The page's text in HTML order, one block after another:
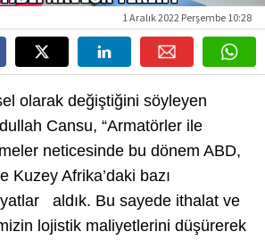
1 Aralık 2022 Perşembe 10:28
olarak değiştiğini söyleyen
Cansu, “Armatörler ile
neticesinde bu dönem ABD,
Kuzey Afrika’daki bazı
aldık. Bu sayede ithalat ve
lojistik maliyetlerini düşürerek